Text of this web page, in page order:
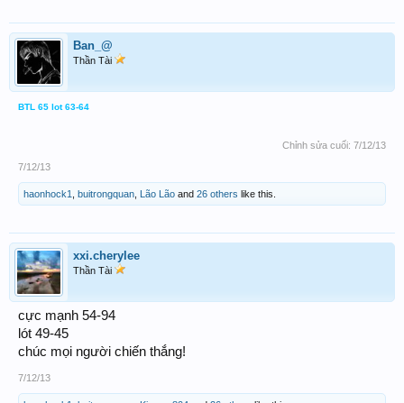
Ban_@
Thần Tài
BTL 65 lot 63-64
Chỉnh sửa cuối: 7/12/13
7/12/13
haonhock1 buitrongquan Lão Lão and 26 others like this.
xxi.cherylee
Thần Tài
cực mạnh 54-94
lót 49-45
chúc mọi người chiến thắng!
7/12/13